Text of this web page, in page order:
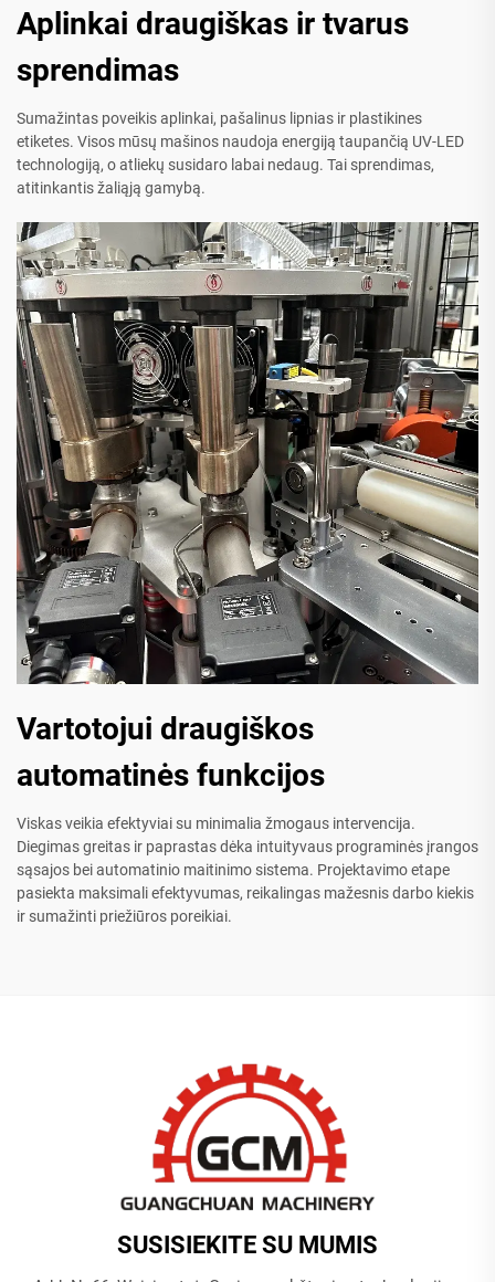
Aplinkai draugiškas ir tvarus
sprendimas
Sumažintas poveikis aplinkai, pašalinus lipnias ir plastikines
etiketes. Visos mūsų mašinos naudoja energiją taupančią UV-LED
technologiją, o atliekų susidaro labai nedaug. Tai sprendimas,
atitinkantis žaliąją gamybą.
Vartotojui draugiškos
automatinės funkcijos
Viskas veikia efektyviai su minimalia žmogaus intervencija.
Diegimas greitas ir paprastas dėka intuityvaus programinės įrangos
sąsajos bei automatinio maitinimo sistema. Projektavimo etape
pasiekta maksimali efektyvumas, reikalingas mažesnis darbo kiekis
ir sumažinti priežiūros poreikiai.
SUSISIEKITE SU MUMIS